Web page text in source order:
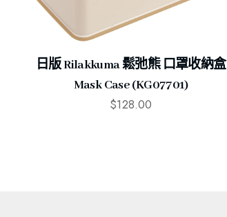
日版 Rilakkuma 鬆弛熊 口罩收納盒
Mask Case (KG07701)
$128.00